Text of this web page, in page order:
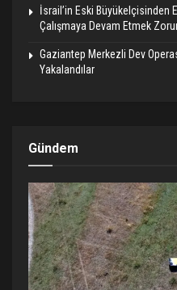
İsrail’in Eski Büyükelçisinden
Çalışmaya Devam Etmek
Gaziantep Merkezli Dev
Yakalandılar
Gündem